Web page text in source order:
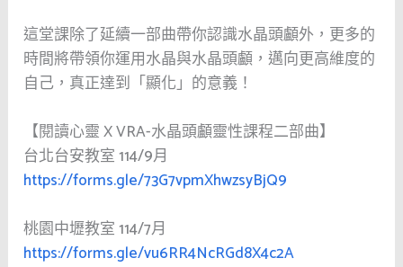
這堂課除了延續一部曲帶你認識水晶頭顱外，更多的
時間將帶領你運用水晶與水晶頭顱，邁向更高維度的
自己，真正達到「顯化」的意義！
【閱讀心靈 X VRA-水晶頭顱靈性課程二部曲】
台北台安教室 114/9月
https://forms.gle/73G7vpmXhwzsyBjQ9
桃園中壢教室 114/7月
https://forms.gle/vu6RR4NcRGd8X4c2A